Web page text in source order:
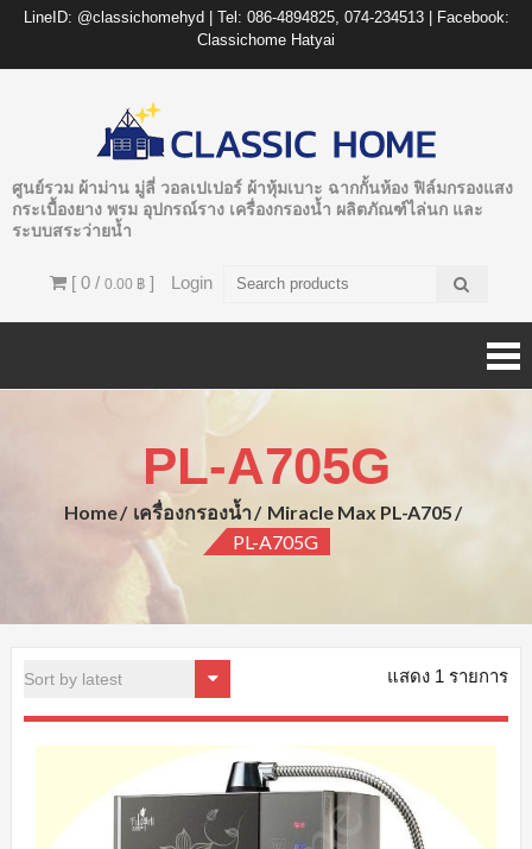
LineID: @classichomehyd | Tel: 086-4894825, 074-234513 | Facebook:
Classichome Hatyai
ศูนย์รวม ผ้าม่าน มู่ลี่ วอลเปเปอร์ ผ้าหุ้มเบาะ ฉากกั้นห้อง ฟิล์มกรองแสง
กระเบื้องยาง พรม อุปกรณ์ราง เครื่องกรองน้ำ ผลิตภัณฑ์ไล่นก และ
ระบบสระว่ายน้ำ
[ 0 / 0.00 ฿ ] Login
PL-A705G
Home เครื่องกรองน้ำ
Miracle Max PL-A705
PL-A705G
แสดง 1 รายการ